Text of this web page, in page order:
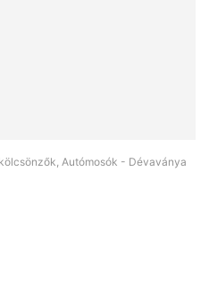
Autómosók - Dévaványa